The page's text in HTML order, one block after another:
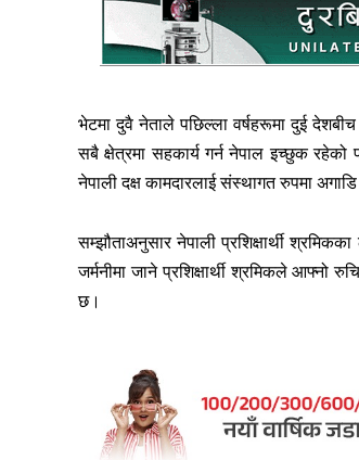
भेटमा दुवै नेताले पछिल्ला वर्षहरूमा दुई
सबै क्षेत्रमा सहकार्य गर्न नेपाल इच्छुक
नेपाली दक्ष कामदारलाई संस्थागत रुपमा
सम्झौताअनुसार नेपाली प्रशिक्षार्थी
जर्मनीमा जाने प्रशिक्षार्थी श्रमिकले आफ्नो
छ।